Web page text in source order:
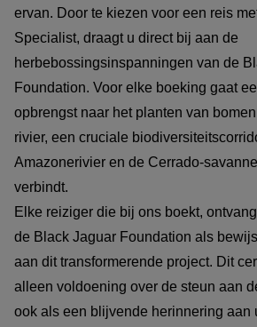
ervan. Door te kiezen voor een reis
Specialist, draagt u direct bij aan de
herbebossingsinspanningen van de
Foundation. Voor elke boeking gaat
opbrengst naar het planten van
rivier, een cruciale
Amazonerivier en de Cerrado-
verbindt.
Elke reiziger die bij ons boekt,
de Black Jaguar Foundation als
aan dit transformerende project. Dit
alleen voldoening over de steun aan
ook als een blijvende herinnering aan